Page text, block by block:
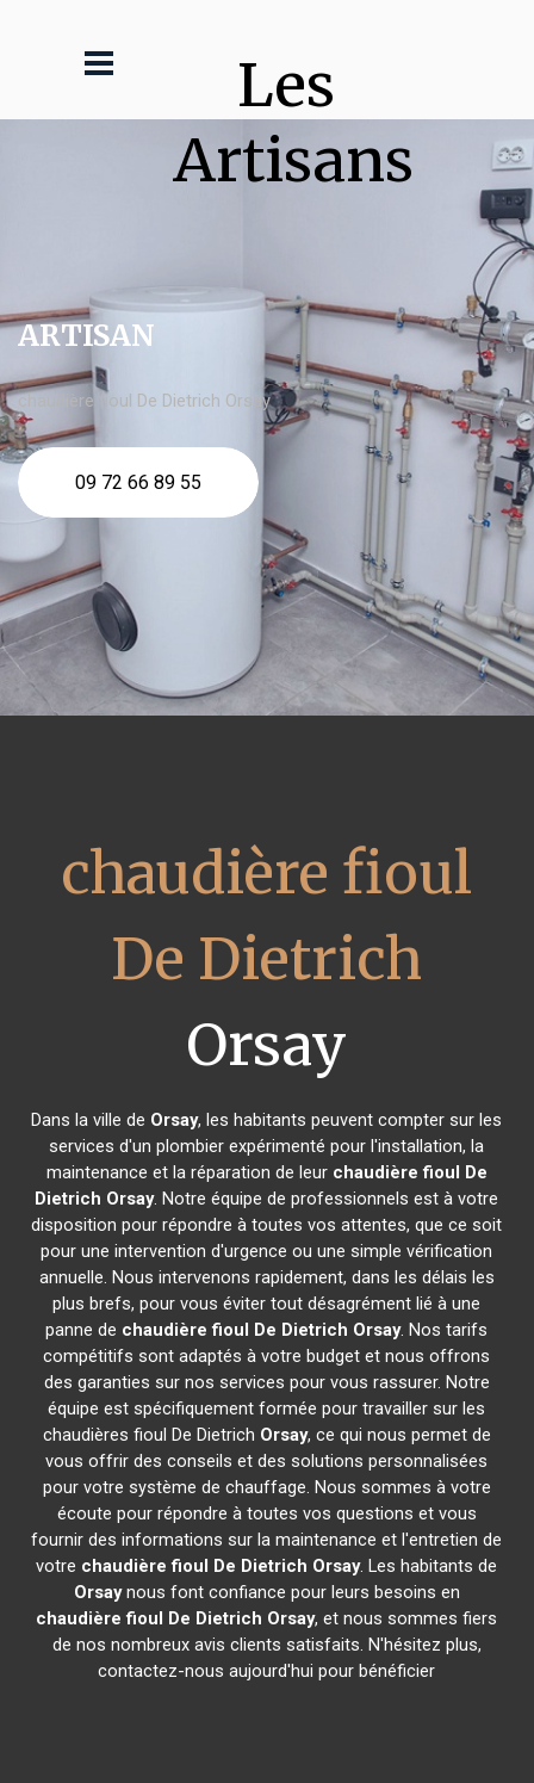
Les
Artisans
ARTISAN
chaudière fioul De Dietrich Orsay
09 72 66 89 55
chaudière fioul
De Dietrich
Orsay
Dans la ville de Orsay, les habitants peuvent compter sur les
services d'un plombier expérimenté pour l'installation, la
maintenance et la réparation de leur chaudière fioul De
Dietrich Orsay. Notre équipe de professionnels est à votre
disposition pour répondre à toutes vos attentes, que ce soit
pour une intervention d'urgence ou une simple vérification
annuelle. Nous intervenons rapidement, dans les délais les
plus brefs, pour vous éviter tout désagrément lié à une
panne de chaudière fioul De Dietrich Orsay. Nos tarifs
compétitifs sont adaptés à votre budget et nous offrons
des garanties sur nos services pour vous rassurer. Notre
équipe est spécifiquement formée pour travailler sur les
chaudières fioul De Dietrich Orsay, ce qui nous permet de
vous offrir des conseils et des solutions personnalisées
pour votre système de chauffage. Nous sommes à votre
écoute pour répondre à toutes vos questions et vous
fournir des informations sur la maintenance et l'entretien de
votre chaudière fioul De Dietrich Orsay. Les habitants de
Orsaynous font confiance pour leurs besoins en
chaudière fioul De Dietrich Orsay, et nous sommes fiers
de nos nombreux avis clients satisfaits. N'hésitez plus,
contactez-nous aujourd'hui pour bénéficier